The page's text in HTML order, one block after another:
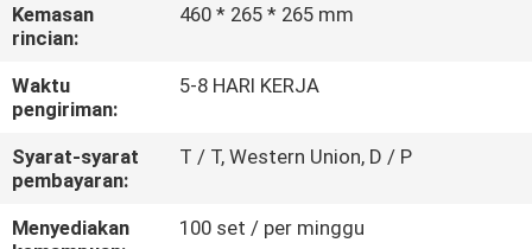
HUBUNGI
KAMI
BLOG
Kemasan
rincian:
460 * 265 * 265 mm
Waktu
pengiriman:
5-8 HARI KERJA
Syarat-syarat
pembayaran:
T / T, Western Union, D / P
Menyediakan
100 set / per minggu